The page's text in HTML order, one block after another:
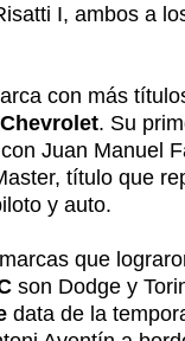
I, ambos a
con más
Chevrolet. Su
Juan Manuel
título que
y auto.
que
son Dodge y
data de la